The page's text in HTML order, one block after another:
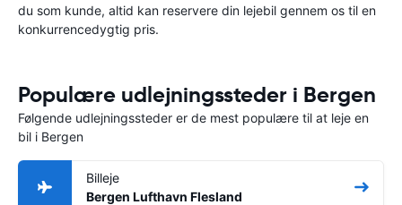
du som kunde, altid kan reservere din lejebil gennem os til en
konkurrencedygtig pris.
Populære udlejningssteder i Bergen
Følgende udlejningssteder er de mest populære til at leje en
bil i Bergen
Billeje
Bergen Lufthavn Flesland